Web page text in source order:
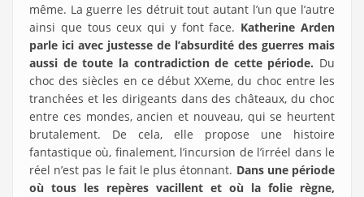
même. La guerre les détruit tout autant l’un que l’autre
ainsi que tous ceux qui y font face. Katherine Arden
parle ici avec justesse de l’absurdité des guerres mais
aussi de toute la contradiction de cette période. Du
choc des siècles en ce début XXeme, du choc entre les
tranchées et les dirigeants dans des châteaux, du choc
entre ces mondes, ancien et nouveau, qui se heurtent
brutalement. De cela, elle propose une histoire
fantastique où, finalement, l’incursion de l’irréel dans le
réel n’est pas le fait le plus étonnant. Dans une période
où tous les repères vacillent et où la folie règne,